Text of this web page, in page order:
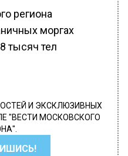
региона
моргах
тысяч тел
И ЭКСКЛЮЗИВНЫХ
"ВЕСТИ МОСКОВСКОГО